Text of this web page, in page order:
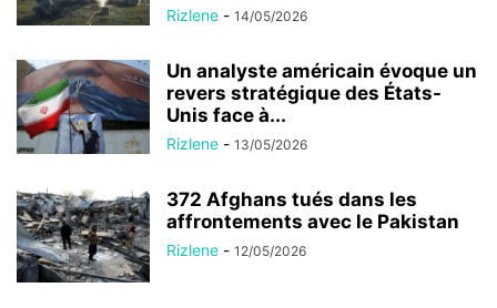
Rizlene - 14/05/2026
Un analyste américain évoque un
revers stratégique des États-
Unis face à...
Rizlene - 13/05/2026
372 Afghans tués dans les
affrontements avec le Pakistan
Rizlene - 12/05/2026